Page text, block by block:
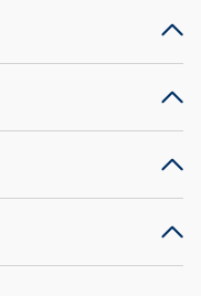
am
Bahnstraße in
den